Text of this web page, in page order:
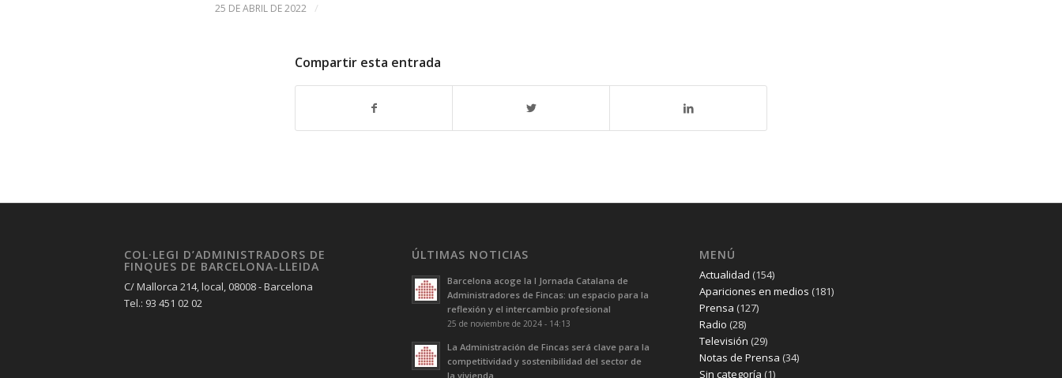
25 DE ABRIL DE 2022 /
Compartir esta entrada
COL·LEGI D’ADMINISTRADORS DE
FINQUES DE BARCELONA-LLEIDA
C/ Mallorca 214, local, 08008 - Barcelona
Tel.: 93 451 02 02
ÚLTIMAS NOTICIAS
Barcelona acoge la I Jornada Catalana de
Administradores de Fincas: un espacio para la
reflexión y el intercambio profesional
25 de noviembre de 2024 - 14:13
La Administración de Fincas será clave para la
competitividad y sostenibilidad del sector de
la vivienda
MENÚ
Actualidad (154)
Apariciones en medios (181)
Prensa (127)
Radio (28)
Televisión (29)
Notas de Prensa (34)
Sin categoría (1)